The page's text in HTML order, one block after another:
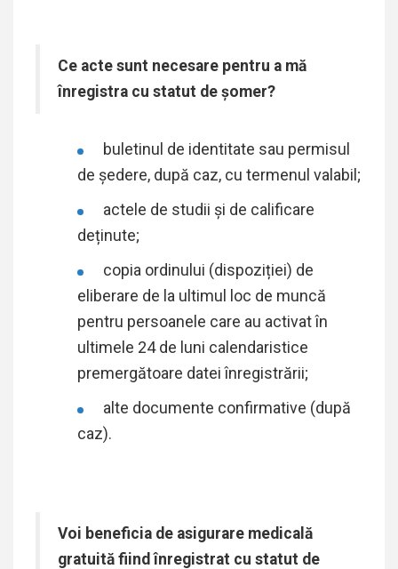
Ce acte sunt necesare pentru a mă
înregistra cu statut de șomer?
buletinul de identitate sau permisul
de ședere, după caz, cu termenul valabil;
actele de studii şi de calificare
deținute;
copia ordinului (dispoziției) de
eliberare de la ultimul loc de muncă
pentru persoanele care au activat în
ultimele 24 de luni calendaristice
premergătoare datei înregistrării;
alte documente confirmative (după
caz).
Voi beneficia de asigurare medicală
gratuită fiind înregistrat cu statut de